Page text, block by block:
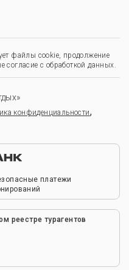
файлы cookie, продолжение
согласие с обработкой данных.
конфиденциальности,
платежи
реестре турагентов